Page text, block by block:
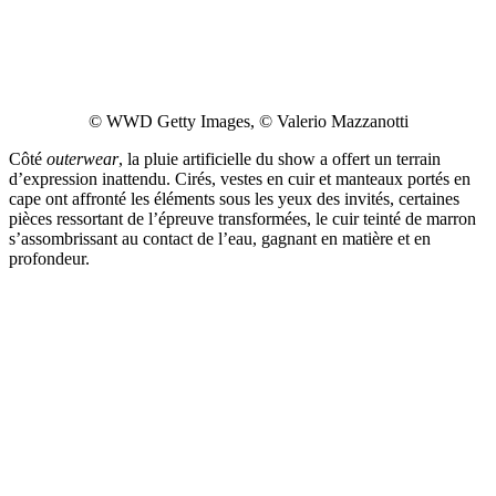
© WWD Getty Images, © Valerio Mazzanotti
Côté outerwear, la pluie artificielle du show a offert un terrain
d’expression inattendu. Cirés, vestes en cuir et manteaux portés en
cape ont affronté les éléments sous les yeux des invités, certaines
pièces ressortant de l’épreuve transformées, le cuir teinté de marron
s’assombrissant au contact de l’eau, gagnant en matière et en
profondeur.